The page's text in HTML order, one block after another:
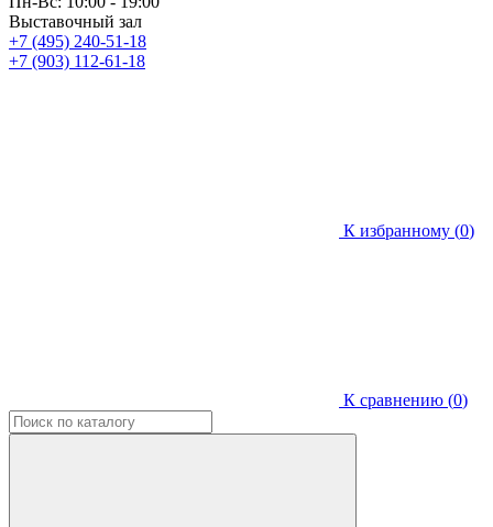
Выставочный зал
+7 (495) 240-51-18
+7 (903) 112-61-18
К избранному (0)
К сравнению (0)